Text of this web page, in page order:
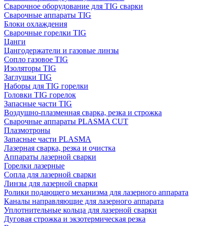
Сварочное оборудование для TIG сварки
Сварочные аппараты TIG
Блоки охлаждения
Сварочные горелки TIG
Цанги
Цангодержатели и газовые линзы
Сопло газовое TIG
Изоляторы TIG
Заглушки TIG
Наборы для TIG горелки
Головки TIG горелок
Запасные части TIG
Воздушно-плазменная сварка, резка и строжка
Сварочные аппараты PLASMA CUT
Плазмотроны
Запасные части PLASMA
Лазерная сварка, резка и очистка
Аппараты лазерной сварки
Горелки лазерные
Сопла для лазерной сварки
Линзы для лазерной сварки
Ролики подающего механизма для лазерного аппарата
Каналы направляющие для лазерного аппарата
Уплотнительные кольца для лазерной сварки
Дуговая строжка и экзотермическая резка